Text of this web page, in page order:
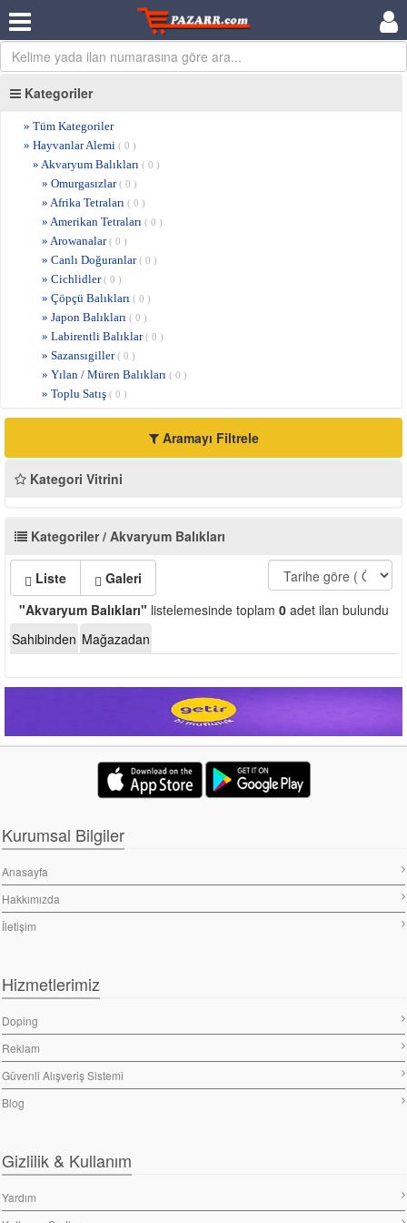
Kategoriler
» Tüm Kategoriler
» Hayvanlar Alemi ( 0 )
» Akvaryum Balıkları ( 0 )
» Omurgasızlar( 0 )
» Afrika Tetraları ( 0 )
» Amerikan Tetraları ( 0 )
» Arowanalar( 0 )
» Canlı Doğuranlar( 0 )
» Cichlidler( 0 )
» Çöpçü Balıkları ( 0 )
» Japon Balıkları ( 0 )
» Labirentli Balıklar( 0 )
» Sazansıgiller( 0 )
» Yılan / Müren Balıkları ( 0 )
» Toplu Satış ( 0 )
Aramayı Filtrele
Kategori Vitrini
Kategoriler / Akvaryum Balıkları
Liste
Galeri
"Akvaryum Balıkları" listelemesinde toplam 0adet ilan bulundu
Sahibinden Mağazadan
Kurumsal Bilgiler
Anasayfa
Hakkımızda
İletişim
Hizmetlerimiz
Doping
Reklam
Güvenli Alışveriş Sistemi
Blog
Gizlilik & Kullanım
Yardım